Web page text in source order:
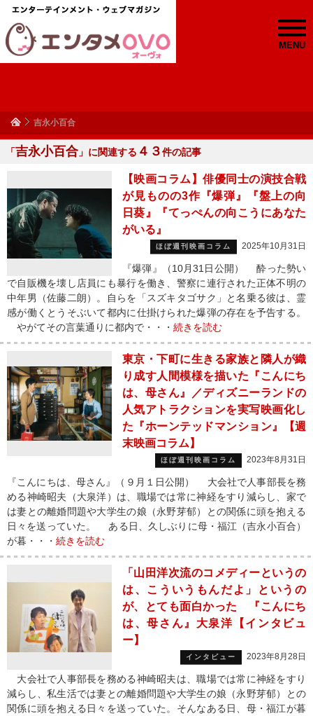
MENU
吉永小百合
「吉永小百合 」に関連する ４３件の記事
【映画コラム】俳優同士の演技合戦
が見ものの3作『爆弾』『盤上の向
日葵』『てっぺんの向こうにあなた
がいる』
ほぼ週刊映画コラム 2025年10月31日
『爆弾』（10月31日公開） 酔った勢い
で自販機を壊し店員にも暴行を働き、警察に連行された正体不明の
中年男（佐藤二朗）。自らを「スズキタゴサク」と名乗る彼は、霊
感が働くとうそぶいて都内に仕掛けられた爆弾の存在を予告する。
やがてその言葉通りに都内で・・・ 続きを読む
東京・下町に生きる家族と隣人が織
り成す人間模様を描いた『こんにち
は、母さん』／ディズニーランドの
人気アトラクションを実写映画化し
た『ホーンテッドマンション』【週
末映画コラム】
ほぼ週刊映画コラム 2023年8月31日
『こんにちは、母さん』（９月１日公開） 大会社で人事部長を務
める神崎昭夫（大泉洋）は、職場では常に神経をすり減らし、家で
は妻との離婚問題や大学生の娘（永野芽郁）との関係に頭を抱える
日々を送っていた。 ある日、久しぶりに母・福江（吉永小百合）
が暮・・・ 続きを読む
「山田洋次流のコメディーというの
は、こういうもんだよ」というの
が、とても面白かった 『こんにち
は、母さん』大泉洋【インタビュ
ー】
インタビュー 2023年8月28日
大会社で人事部長を務める神崎昭夫は、職場では常に神経をすり
減らし、私生活では妻との離婚問題や大学生の娘（永野芽郁）との
関係に頭を抱える日々を送っていた。そんなある日、母・福江が暮